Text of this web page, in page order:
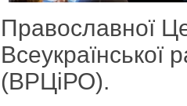
Православної
Всеукраїнської
(ВРЦіРО).